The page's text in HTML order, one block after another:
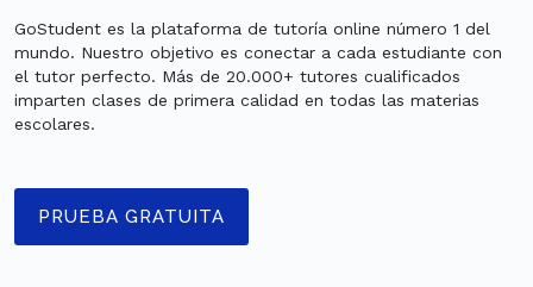
GoStudent es la plataforma de tutoría online número 1 del
mundo. Nuestro objetivo es conectar a cada estudiante con
el tutor perfecto. Más de 20.000+ tutores cualificados
imparten clases de primera calidad en todas las materias
escolares.
PRUEBA GRATUITA